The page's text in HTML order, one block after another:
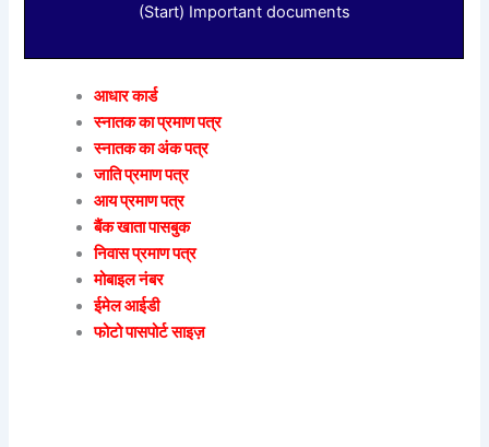
(Start) Important documents
आधार कार्ड
स्नातक का प्रमाण पत्र
स्नातक का अंक पत्र
जाति प्रमाण पत्र
आय प्रमाण पत्र
बैंक खाता पासबुक
निवास प्रमाण पत्र
मोबाइल नंबर
ईमेल आईडी
फोटो पासपोर्ट साइज़